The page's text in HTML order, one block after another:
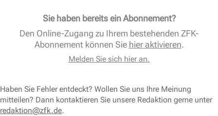
Sie haben bereits ein Abonnement?
Den Online-Zugang zu Ihrem bestehenden ZFK-
Abonnement können Sie hier aktivieren.
Melden Sie sich hier an.
Haben Sie Fehler entdeckt? Wollen Sie uns Ihre Meinung
mitteilen? Dann kontaktieren Sie unsere Redaktion gerne unter
redaktion@zfk.de.